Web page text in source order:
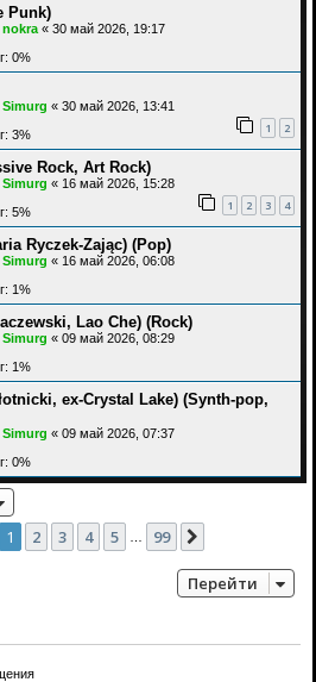
Punk)
nokra « 30 май 2026, 19:17
0%
Simurg « 30 май 2026, 13:41
1 2
3%
Rock, Art Rock)
Simurg « 16 май 2026, 15:28
1 2 3 4
5%
Ryczek-Zając) (Pop)
Simurg « 16 май 2026, 06:08
1%
Lao Che) (Rock)
Simurg « 09 май 2026, 08:29
1%
ex-Crystal Lake) (Synth-pop,
Simurg « 09 май 2026, 07:37
0%
из 99
1 2 3 4 5 99
Перейти